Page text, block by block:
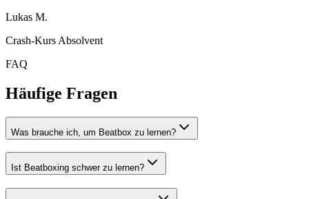
Lukas M.
Crash-Kurs Absolvent
FAQ
Häufige Fragen
Was brauche ich, um Beatbox zu lernen?
Ist Beatboxing schwer zu lernen?